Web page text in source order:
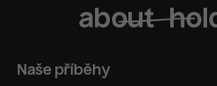
Naše příběhy